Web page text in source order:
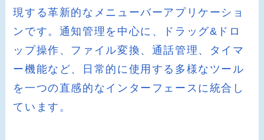
現する革新的なメニューバーアプリケーショ
ンです。通知管理を中心に、ドラッグ&ドロ
ップ操作、ファイル変換、通話管理、タイマ
ー機能など、日常的に使用する多様なツール
を一つの直感的なインターフェースに統合し
ています。